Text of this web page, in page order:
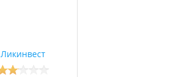
Ликинвест